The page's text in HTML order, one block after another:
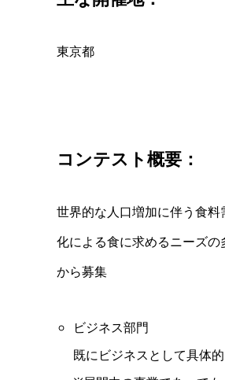
東京都
コンテスト概要：
世界的な人口増加に伴う食
化による食に求めるニーズ
から募集
ビジネス部門
既にビジネスとして具体